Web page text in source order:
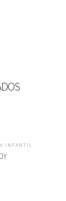
INFANTIL